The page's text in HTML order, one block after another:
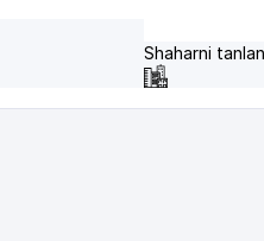
Shaharni